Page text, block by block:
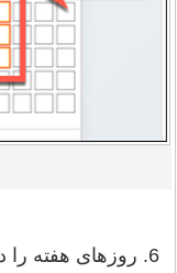
6. روزهای هفته را در ردیف بالا پر کنید.